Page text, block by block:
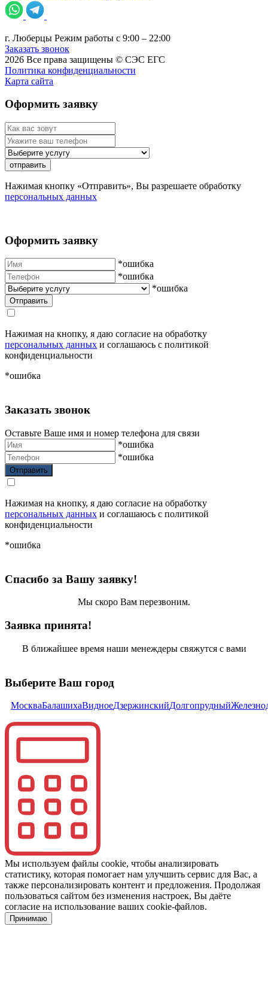
г. Люберцы Режим работы с 9:00 – 22:00
Заказать звонок
2026 Все права защищены © СЭС ЕГС
Политика конфиденциальности
Карта сайта
Оформить заявку
отправить
Нажимая кнопку «Отправить», Вы разрешаете обработку
персональных данных
Оформить заявку
*ошибка
*ошибка
*ошибка
Нажимая на кнопку, я даю согласие на обработку
персональных данных и соглашаюсь с политикой
конфиденциальности
*ошибка
Заказать звонок
Оставьте Ваше имя и номер телефона для связи
*ошибка
*ошибка
Нажимая на кнопку, я даю согласие на обработку
персональных данных и соглашаюсь с политикой
конфиденциальности
*ошибка
Спасибо за Вашу заявку!
Мы скоро Вам перезвоним.
Заявка принята!
В ближайшее время наши менеждеры свяжутся с вами
Выберите Ваш город
МоскваБалашихаВидноеДзержинскийДолгопрудный
Мы используем файлы cookie, чтобы анализировать
статистику, которая помогает нам улучшить сервис для Вас, а
также персонализировать контент и предложения. Продолжая
пользоваться сайтом без изменения настроек, Вы даёте
согласие на использование ваших cookie-файлов.
Принимаю